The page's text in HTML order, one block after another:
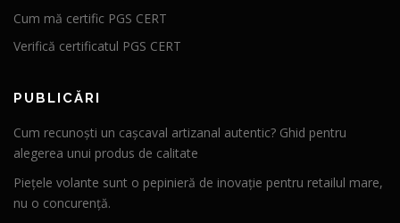
Cum mă certific PGS CERT
Verifică certificatul PGS CERT
PUBLICĂRI
Cum recunoști un cașcaval artizanal autentic? Ghid pentru
alegerea unui produs de calitate
Piețele volante sunt o pepinieră de inovație pentru retailul mare,
nu o concurență.